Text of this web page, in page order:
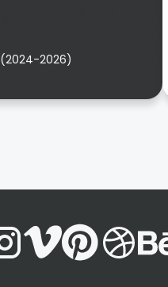
(2024-2026)